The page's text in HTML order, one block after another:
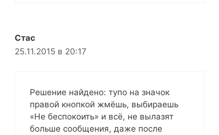
Стас
25.11.2015 в 20:17
Решение найдено: тупо на значок
правой кнопкой жмёшь, выбираешь
«Не беспокоить» и всё, не вылазят
больше сообщения, даже после